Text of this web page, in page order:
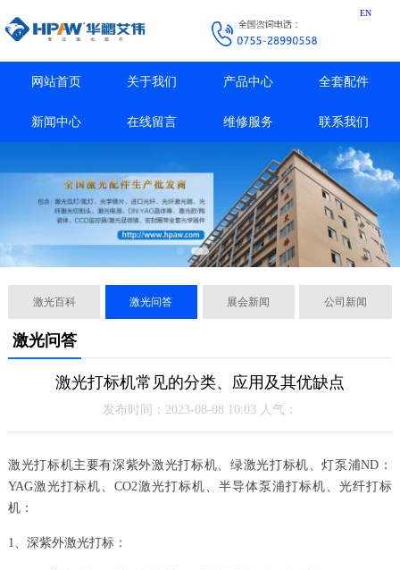
EN
网站首页 关于我们 产品中心 全套配件
新闻中心 在线留言 维修服务 联系我们
激光百科 激光问答 展会新闻 公司新闻
激光问答
激光打标机常见的分类、应用及其优缺点
发布时间：2023-08-08 10:03 人气：
激光打标机主要有深紫外激光打标机、绿激光打标机、灯泵浦ND：
YAG激光打标机、CO2激光打标机、半导体泵浦打标机、光纤打标
机：
1、深紫外激光打标：